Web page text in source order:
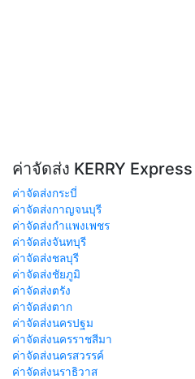
ค่าจัดส่ง KERRY
ค่าจัดส่งกระบี่
ค่าจัดส่งกาญจนบุรี
ค่าจัดส่งกำแพงเพชร
ค่าจัดส่งจันทบุรี
ค่าจัดส่งชลบุรี
ค่าจัดส่งชัยภูมิ
ค่าจัดส่งตรัง
ค่าจัดส่งตาก
ค่าจัดส่งนครปฐม
ค่าจัดส่งนครราชสีมา
ค่าจัดส่งนครสวรรค์
ค่าจัดส่งนราธิวาส